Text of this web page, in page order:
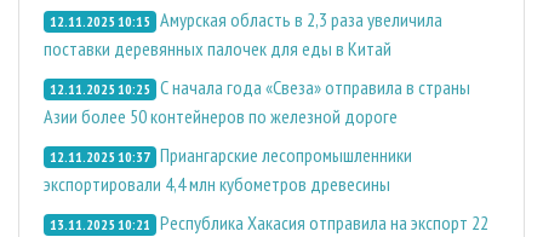
12.11.2025 10:15 Амурская область в 2,3 раза увеличила
поставки деревянных палочек для еды в Китай
12.11.2025 10:25 С начала года «Свеза» отправила в страны
Азии более 50 контейнеров по железной дороге
12.11.2025 10:37 Приангарские лесопромышленники
экспортировали 4,4 млн кубометров древесины
13.11.2025 10:21 Республика Хакасия отправила на экспорт 22